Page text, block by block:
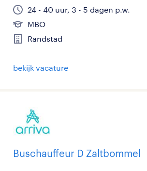
24 - 40 uur, 3 - 5 dagen p.w.
MBO
Randstad
bekijk vacature
Buschauffeur D Zaltbommel